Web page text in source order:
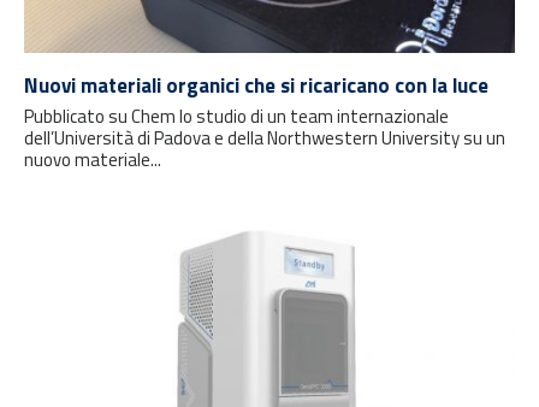
Nuovi materiali organici che si ricaricano con la luce
Pubblicato su Chem lo studio di un team internazionale
dell’Università di Padova e della Northwestern University su un
nuovo materiale...